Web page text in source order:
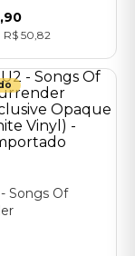
,90
R$ 50 82
Songs Of